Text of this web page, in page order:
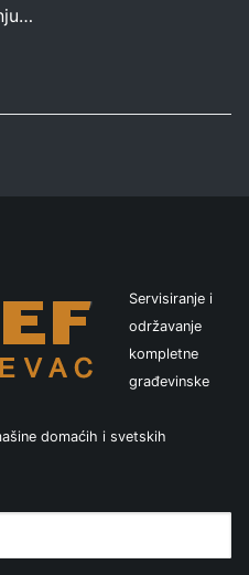
Servisiranje i
održavanje
kompletne
građevinske
domaćih i svetskih